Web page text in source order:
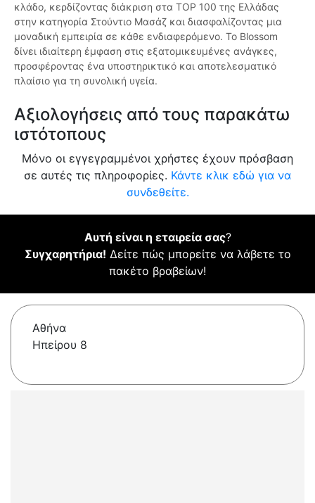
κλάδο, κερδίζοντας διάκριση στα TOP 100 της Ελλάδας
στην κατηγορία Στούντιο Μασάζ και διασφαλίζοντας μια
μοναδική εμπειρία σε κάθε ενδιαφερόμενο. Το Blossom
δίνει ιδιαίτερη έμφαση στις εξατομικευμένες ανάγκες,
προσφέροντας ένα υποστηρικτικό και αποτελεσματικό
πλαίσιο για τη συνολική υγεία.
Αξιολογήσεις από τους παρακάτω
ιστότοπους
Μόνο οι εγγεγραμμένοι χρήστες έχουν πρόσβαση
σε αυτές τις πληροφορίες. Κάντε κλικ εδώ για να
συνδεθείτε.
Αυτή είναι η εταιρεία σας?
Συγχαρητήρια! Δείτε πώς μπορείτε να λάβετε το
πακέτο βραβείων!
Αθήνα
Ηπείρου 8